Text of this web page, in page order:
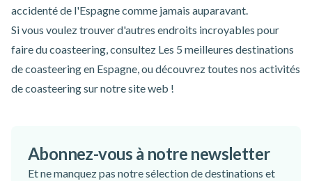
accidenté de l'Espagne comme jamais auparavant.
Si vous voulez trouver d'autres endroits incroyables pour
faire du coasteering, consultez Les 5 meilleures destinations
de coasteering en Espagne,oudécouvrez toutes nos activités
de coasteering sur notre site web !
Abonnez-vous à notre newsletter
Et ne manquez pas notre sélection de destinations et